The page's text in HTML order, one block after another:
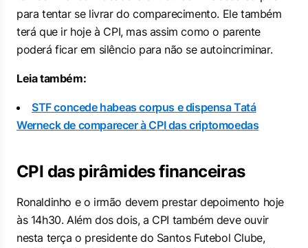
para tentar se livrar do comparecimento. Ele também
terá que ir hoje à CPI, mas assim como o parente
poderá ficar em silêncio para não se autoincriminar.
Leia também:
STF concede habeas corpus e dispensa Tatá
Werneck de comparecer à CPI das criptomoedas
CPI das pirâmides financeiras
Ronaldinho e o irmão devem prestar depoimento hoje
às 14h30. Além dos dois, a CPI também deve ouvir
nesta terça o presidente do Santos Futebol Clube,